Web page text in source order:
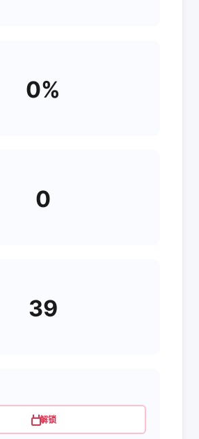
0%
0
39
解锁